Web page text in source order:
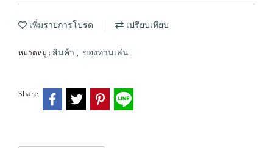
เพิ่มรายการโปรด เปรียบเทียบ
หมวดหมู่ : สินค้า , ของทานเล่น
Share